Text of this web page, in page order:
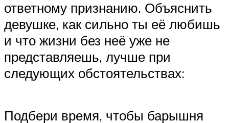
ответному признанию. Объяснить
девушке, как сильно ты её любишь
и что жизни без неё уже не
представляешь, лучше при
следующих обстоятельствах:
Подбери время, чтобы барышня